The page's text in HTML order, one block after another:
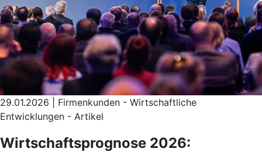
29.01.2026 | Firmenkunden - Wirtschaftliche
Entwicklungen - Artikel
Wirtschaftsprognose 2026: